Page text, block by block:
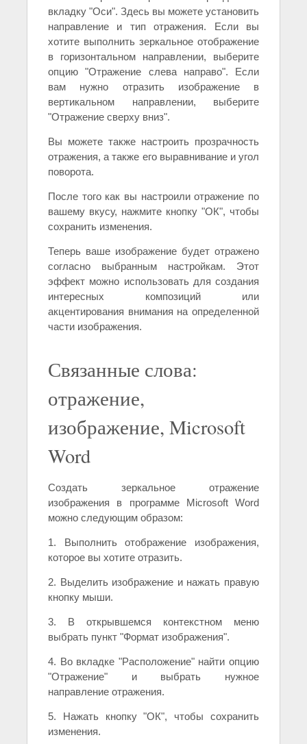
вкладку "Оси". Здесь вы можете установить
направление и тип отражения. Если вы
хотите выполнить зеркальное отображение
в горизонтальном направлении, выберите
опцию "Отражение слева направо". Если
вам нужно отразить изображение в
вертикальном направлении, выберите
"Отражение сверху вниз".
Вы можете также настроить прозрачность
отражения, а также его выравнивание и угол
поворота.
После того как вы настроили отражение по
вашему вкусу, нажмите кнопку "ОК", чтобы
сохранить изменения.
Теперь ваше изображение будет отражено
согласно выбранным настройкам. Этот
эффект можно использовать для создания
интересных композиций или
акцентирования внимания на определенной
части изображения.
Связанные слова:
отражение,
изображение, Microsoft
Word
Создать зеркальное отражение
изображения в программе Microsoft Word
можно следующим образом:
1. Выполнить отображение изображения,
которое вы хотите отразить.
2. Выделить изображение и нажать правую
кнопку мыши.
3. В открывшемся контекстном меню
выбрать пункт "Формат изображения".
4. Во вкладке "Расположение" найти опцию
"Отражение" и выбрать нужное
направление отражения.
5. Нажать кнопку "ОК", чтобы сохранить
изменения.